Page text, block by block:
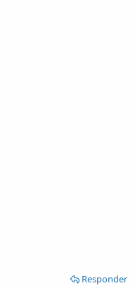
Responder